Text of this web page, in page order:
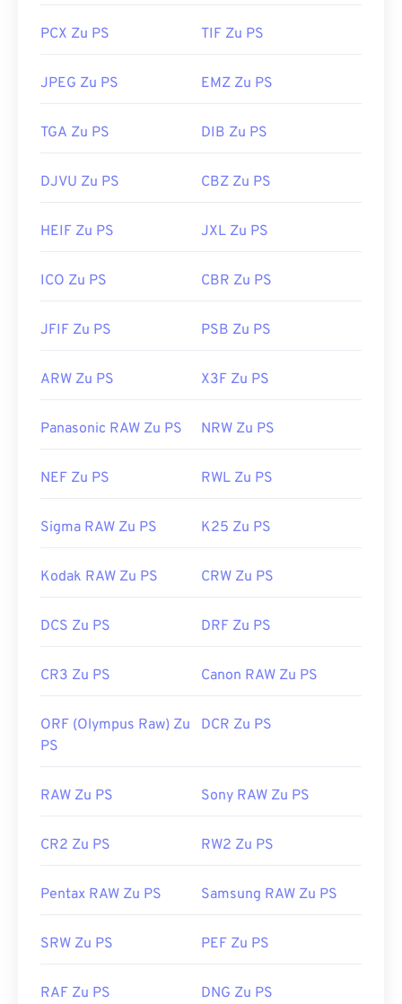
PCX Zu PS TIF Zu PS
JPEG Zu PS EMZ Zu PS
TGA Zu PS DIB Zu PS
DJVU Zu PS CBZ Zu PS
HEIF Zu PS JXL Zu PS
ICO Zu PS CBR Zu PS
JFIF Zu PS PSB Zu PS
ARW Zu PS X3F Zu PS
Panasonic RAW Zu PS NRW Zu PS
NEF Zu PS RWL Zu PS
Sigma RAW Zu PS K25 Zu PS
Kodak RAW Zu PS CRW Zu PS
DCS Zu PS DRF Zu PS
CR3 Zu PS Canon RAW Zu PS
ORF (Olympus Raw) Zu
PS
DCR Zu PS
RAW Zu PS Sony RAW Zu PS
CR2 Zu PS RW2 Zu PS
Pentax RAW Zu PS Samsung RAW Zu PS
SRW Zu PS PEF Zu PS
RAF Zu PS DNG Zu PS